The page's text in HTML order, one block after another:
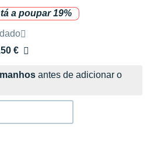
a poupar 19%
pela marca
€
antes de adicionar o